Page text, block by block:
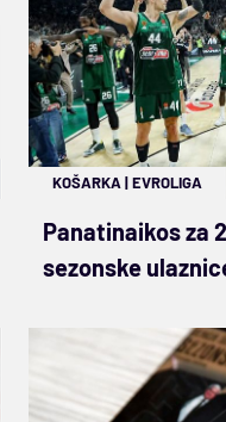
KOŠARKA |EVROLIGA
Panatinaikos za
sezonske